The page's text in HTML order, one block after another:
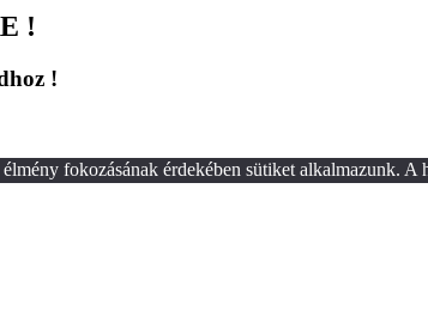
!
!
fokozásának érdekében sütiket alkalmazunk. A